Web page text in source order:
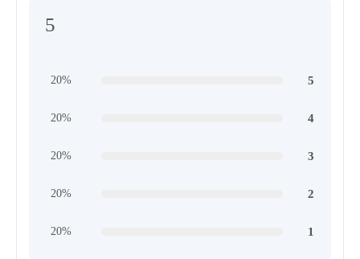
5
5
20%
4
20%
3
20%
2
20%
1
20%